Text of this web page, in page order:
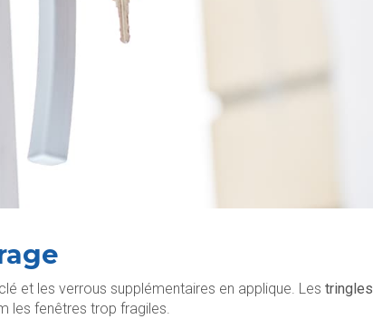
et les verrous supplémentaires en applique. Les tringles
les fenêtres trop fragiles.